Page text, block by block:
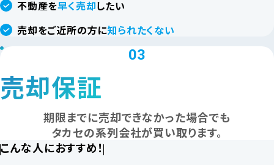
不動産を早く売却したい
売却をご近所の方に知られたくない
03
売却保証
期限までに売却できなかった場合でも
タカセの系列会社が買い取ります。
こんな人におすすめ！